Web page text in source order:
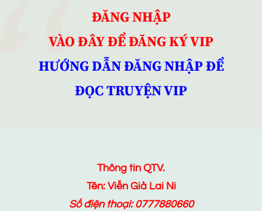
ĐĂNG NHẬP
VÀO ĐÂY ĐỂ ĐĂNG KÝ VIP
HƯỚNG DẪN ĐĂNG NHẬP ĐỂ
ĐỌC TRUYỆN VIP
Thông tin QTV.
Tên: Viễn Giả Lai Ni
Số điện thoại: 0777880660